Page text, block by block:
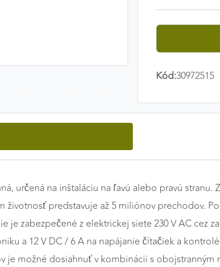
Kód:30972515
určená na inštaláciu na ľavú alebo pravú
predstavuje až 5 miliónov prechodov.
je zabezpečené z elektrickej siete 230 V AC cez
a 12 V DC / 6 A na napájanie čítačiek a
možné dosiahnuť v kombinácii s obojstranným